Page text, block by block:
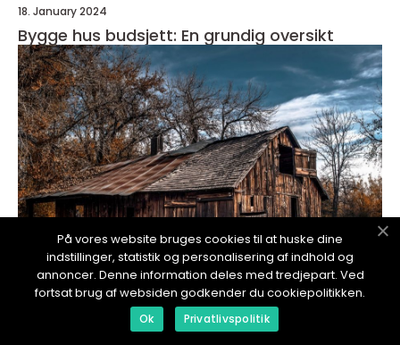
18. January 2024
Bygge hus budsjett: En grundig oversikt
På vores website bruges cookies til at huske dine
indstillinger, statistik og personalisering af indhold og
annoncer. Denne information deles med tredjepart. Ved
fortsat brug af websiden godkender du cookiepolitikken.
Ok Privatlivspolitik